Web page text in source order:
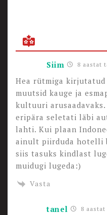
Siim 8 aastat
Hea rütmiga
muutsid kauge ja
kultuuri
eripära seletati läbi
lahti. Kui plaan
ainult piirduda hotelli
siis tasuks kindlast
muidugi lugeda:)
Vasta
tanel 8